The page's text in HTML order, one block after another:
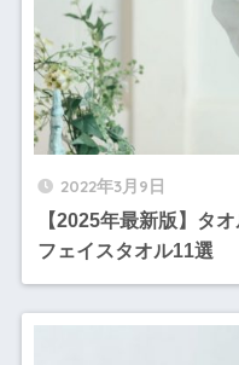
2022年3月9日
【2025年最新版】タ
フェイスタオル11選